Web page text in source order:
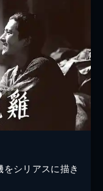
シリアスに描き